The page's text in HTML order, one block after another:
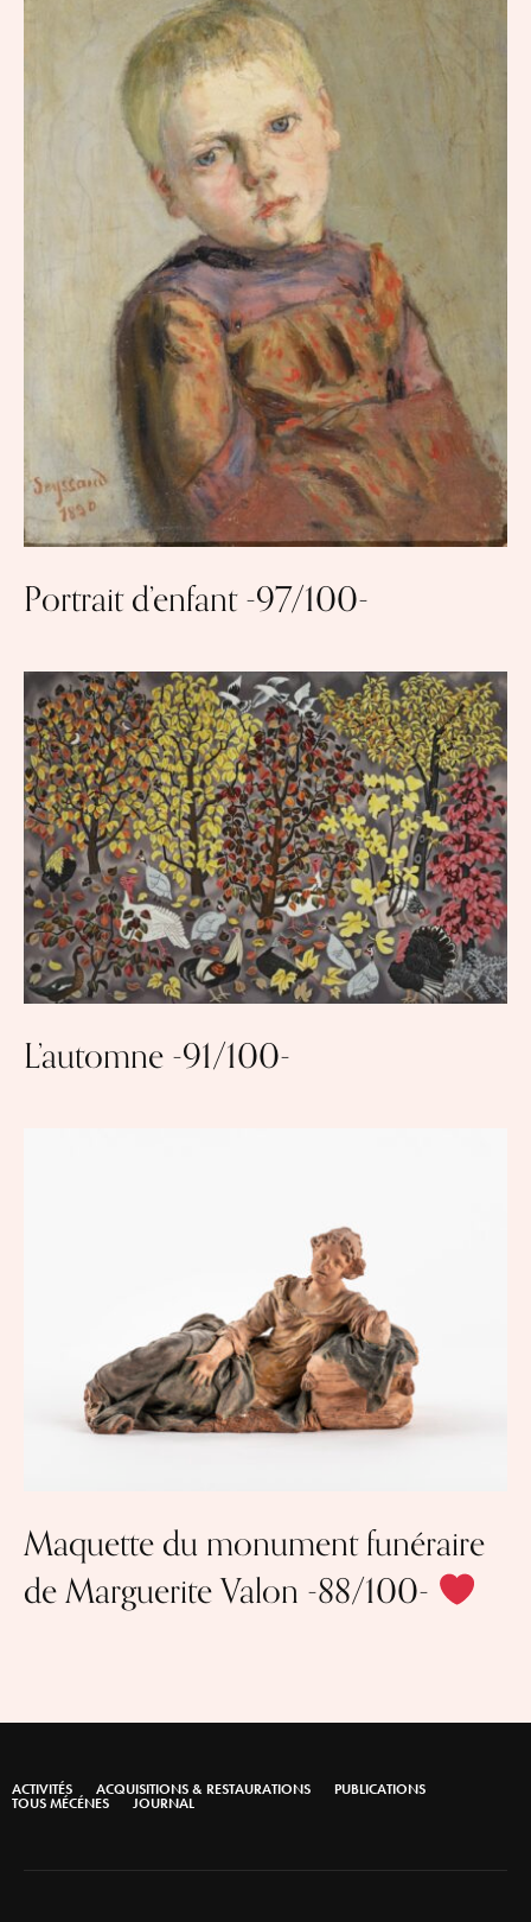
Portrait d’enfant -97/100-
L’automne -91/100-
Maquette du monument funéraire
de Marguerite Valon -88/100-
ACTIVITÉS ACQUISITIONS & RESTAURATIONS PUBLICATIONS
TOUS MÉCÉNES JOURNAL